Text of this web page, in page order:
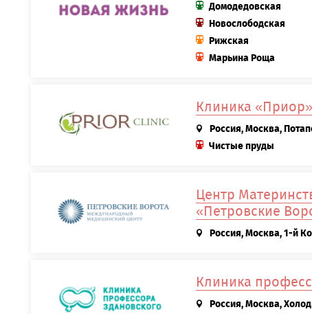
Домодедовская
Новослободская
Рижская
Марьина Роща
Клиника «Приор»
Россия, Москва,
Чистые пруды
Центр
«Петровские
Россия, Москва, 1-й
Клиника
Россия, Москва,